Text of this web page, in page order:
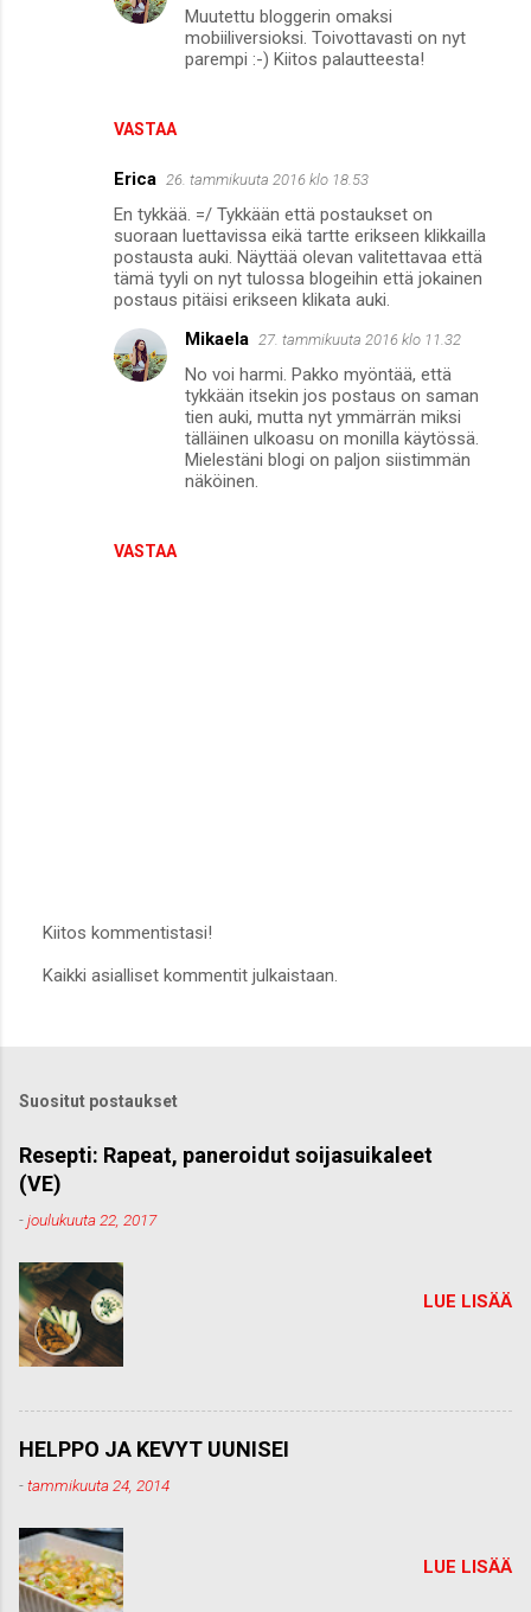
VASTAA
Muutettu bloggerin omaksi
mobiiliversioksi. Toivottavasti on nyt
parempi :-) Kiitos palautteesta!
Erica 26. tammikuuta 2016 klo 18.53
En tykkää. =/ Tykkään että postaukset on
suoraan luettavissa eikä tartte erikseen klikkailla
postausta auki. Näyttää olevan valitettavaa että
tämä tyyli on nyt tulossa blogeihin että jokainen
postaus pitäisi erikseen klikata auki.
VASTAA
Mikaela 27. tammikuuta 2016 klo 11.32
No voi harmi. Pakko myöntää, että
tykkään itsekin jos postaus on saman
tien auki, mutta nyt ymmärrän miksi
tälläinen ulkoasu on monilla käytössä.
Mielestäni blogi on paljon siistimmän
näköinen.
ä
o
m
e
n
t
Kiitos kommentistasi!
Kaikki asialliset kommentit julkaistaan.
Suositut postaukset
Resepti: Rapeat, paneroidut soijasuikaleet
(VE)
-joulukuuta 22, 2017
LUE LISÄÄ
HELPPO JA KEVYT UUNISEI
-tammikuuta 24, 2014
LUE LISÄÄ